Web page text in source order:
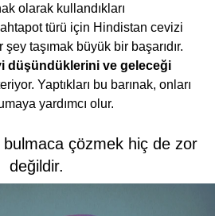
olarak kullandıkları
türü için Hindistan cevizi
taşımak büyük bir başarıdır.
düşündüklerini ve geleceği
Yaptıkları bu barınak, onları
yardımcı olur.
çözmek hiç de zor
değildir.